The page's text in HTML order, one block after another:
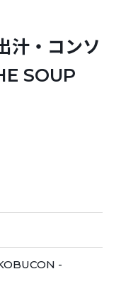
汁・コンソ
SOUP
-